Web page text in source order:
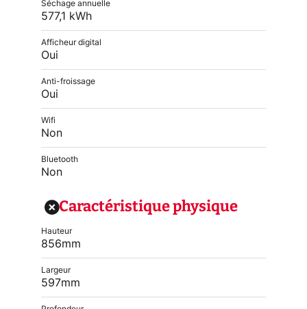
Séchage annuelle
577,1 kWh
Afficheur digital
Oui
Anti-froissage
Oui
Wifi
Non
Bluetooth
Non
Caractéristique physique
Hauteur
856mm
Largeur
597mm